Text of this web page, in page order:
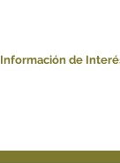
Información de